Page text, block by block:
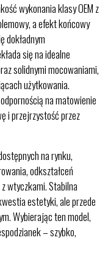
wykonania klasy OEM z
a efekt końcowy
dokładnym
się na idealne
solidnymi mocowaniami,
użytkowania.
na matowienie
i przejrzystość przez
na rynku,
odkształceń
wtyczkami. Stabilna
estetyki, ale przede
Wybierając ten model,
– szybko,